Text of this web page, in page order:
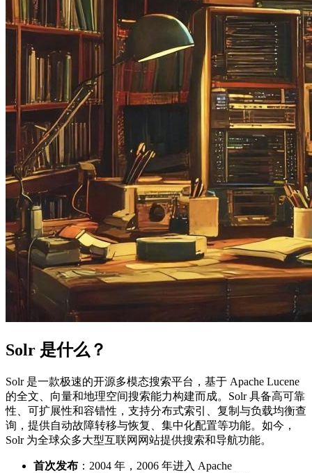
Solr 是什么？
Solr 是一款极速的开源多模态搜索平台，基于 Apache Lucene
的全文、向量和地理空间搜索能力构建而成。Solr 具备高可靠
性、可扩展性和容错性，支持分布式索引、复制与负载均衡查
询，提供自动故障转移与恢复、集中化配置等功能。如今，
Solr 为全球众多大型互联网网站提供搜索和导航功能。
首次发布 ：2004 年，2006 年进入 Apache